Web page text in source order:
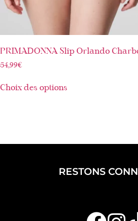
PRIMADONNA Slip Orlando
54,99€
Choix des options
RESTONS